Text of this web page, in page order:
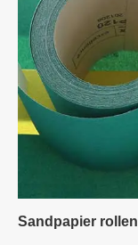
Sandpapier rollen